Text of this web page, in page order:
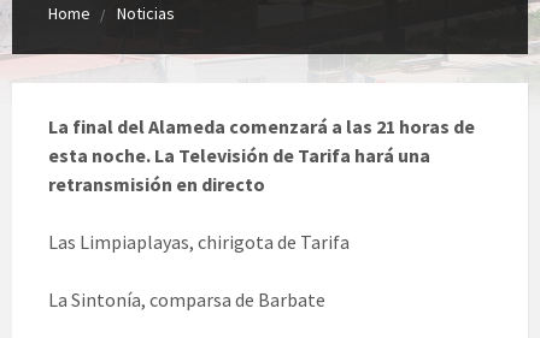
Home Noticias
La final del Alameda comenzará a las 21 horas de
esta noche. La Televisión de Tarifa hará una
retransmisión en directo
Las Limpiaplayas, chirigota de Tarifa
La Sintonía, comparsa de Barbate